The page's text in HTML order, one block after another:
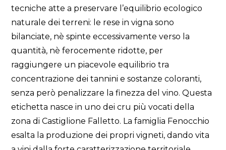
tecniche atte a preservare l’equilibrio ecologico
naturale dei terreni: le rese in vigna sono
bilanciate, nè spinte eccessivamente verso la
quantità, nè ferocemente ridotte, per
raggiungere un piacevole equilibrio tra
concentrazione dei tannini e sostanze coloranti,
senza però penalizzare la finezza del vino. Questa
etichetta nasce in uno dei cru più vocati della
zona di Castiglione Falletto. La famiglia Fenocchio
esalta la produzione dei propri vigneti, dando vita